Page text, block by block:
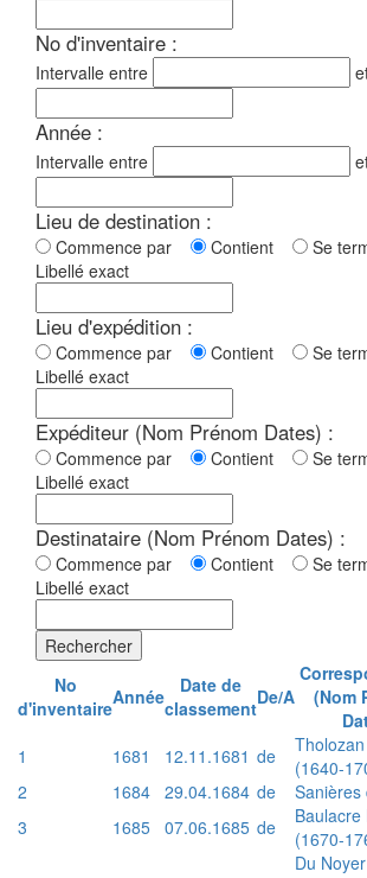
No d'inventaire :
Intervalle entre
Année :
Intervalle entre
Lieu de destination :
Commence par Contient
Se
Libellé exact
Lieu d'expédition :
Commence par Contient
Se
Libellé exact
Expéditeur (Nom Prénom Dates) :
Commence par Contient
Se
Libellé exact
Destinataire (Nom Prénom Dates) :
Commence par Contient
Se
Libellé exact
Rechercher
No
d'inventaireAnnée
Date de
classementDe/A
(Nom
1
1681 12.11.1681 de
(1640-
2
1684 29.04.1684 de Sanières
3
1685 07.06.1685 de
Baulacre
(1670-
Du